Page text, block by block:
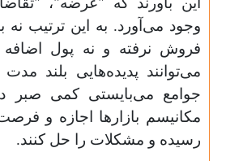
وجود می‌آورد. به این ترتیب نه
فروش نرفته و نه پول اضافه
می‌توانند پدیده‌هایی بلند
جوامع می‌بایستی کمی صبر
مکانیسم بازارها اجازه و
رسیده و مشکلات را حل کنند.